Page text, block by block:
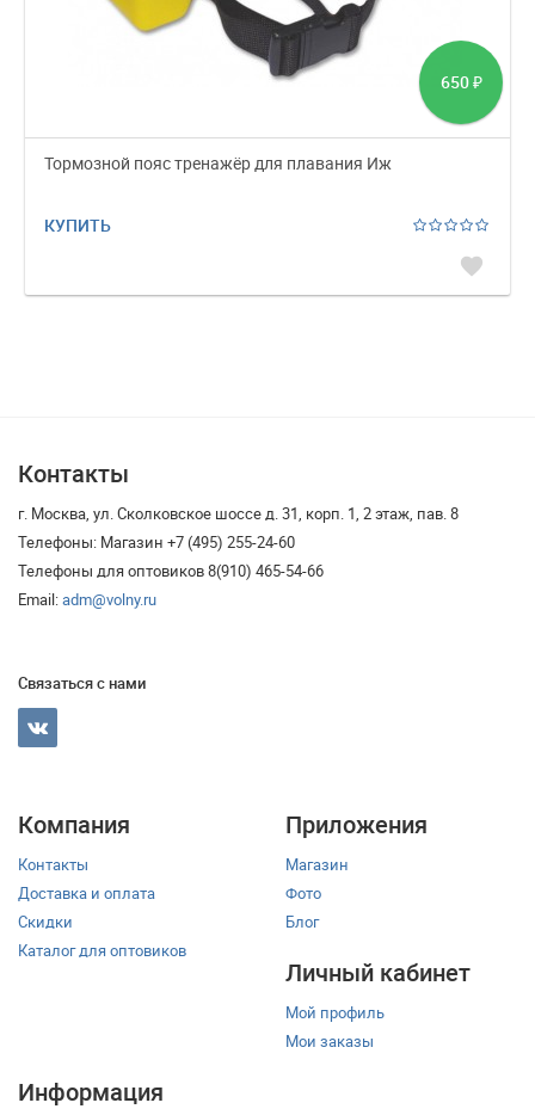
650 ₽
Тормозной пояс тренажёр для плавания Иж
КУПИТЬ
favorite
Контакты
г. Москва, ул. Сколковское шоссе д. 31, корп. 1, 2 этаж, пав. 8
Телефоны: Магазин +7 (495) 255-24-60
Телефоны для оптовиков 8(910) 465-54-66
Email:adm@volny.ru
Связаться с нами
Компания
Контакты
Доставка и оплата
Скидки
Каталог для оптовиков
Приложения
Магазин
Фото
Блог
Личный кабинет
Мой профиль
Мои заказы
Информация